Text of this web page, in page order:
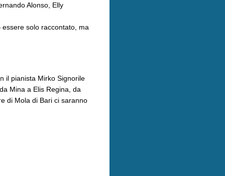
Alonso, Elly
solo raccontato, ma
il pianista Mirko Signorile
Mina a Elis Regina, da
di Mola di Bari ci saranno